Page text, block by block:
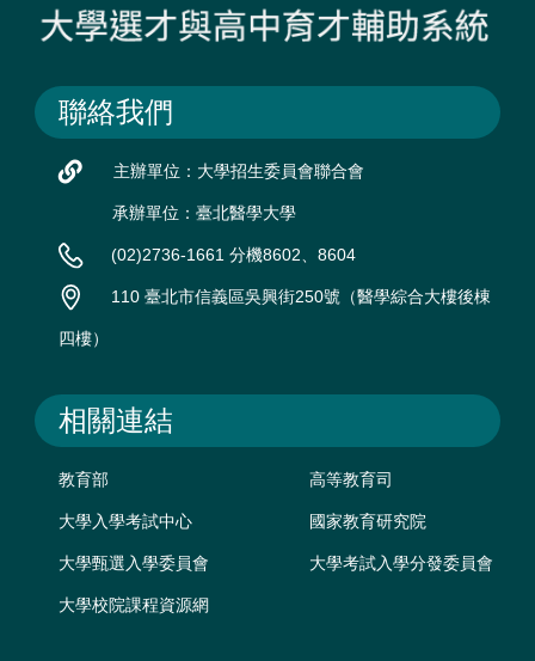
聯絡我們
主辦單位：大學招生委員會聯合會
承辦單位：臺北醫學大學
(02)2736-1661 分機8602、8604
110 臺北市信義區吳興街250號（醫學綜合大樓後棟
四樓）
相關連結
教育部 高等教育司
大學入學考試中心 國家教育研究院
大學甄選入學委員會 大學考試入學分發委員會
大學校院課程資源網